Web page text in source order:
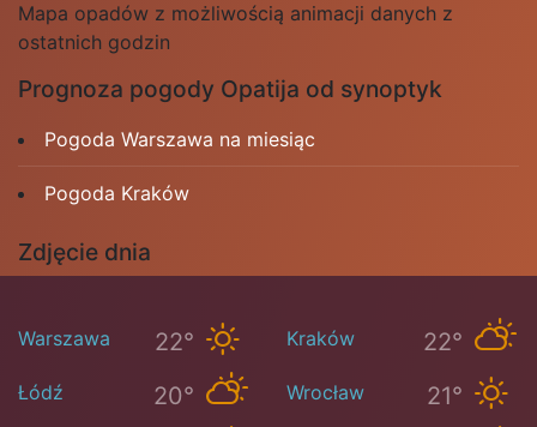
Mapa opadów z możliwością animacji danych z
ostatnich godzin
Prognoza pogody Opatija od synoptyk
Pogoda Warszawa na miesiąc
Pogoda Kraków
Zdjęcie dnia
Warszawa 22° Kraków 22°
Łódź 20° Wrocław 21°